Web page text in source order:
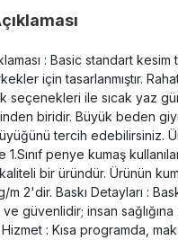
: Basic standart
için tasarlanmıştır.
seçenekleri ile sıcak yaz
biridir. Büyük beden
tercih edebilirsiniz.
1.Sınıf penye kumaş
bir üründür. Ürünün
m 2'dir. Baskı Detayları :
ve güvenlidir; insan
: Hizmet : Kısa programda,